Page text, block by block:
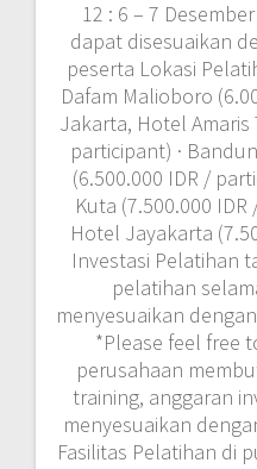
12 : 6 – 7
dapat disesuaikan
peserta Lokasi
Dafam Malioboro
Jakarta, Hotel Amaris
participant) ·
(6.500.000 IDR /
Kuta (7.500.000
Hotel Jayakarta
Investasi Pelatihan
pelatihan
menyesuaikan
*Please feel free
perusahaan
training, anggaran
menyesuaikan
Fasilitas Pelatihan di